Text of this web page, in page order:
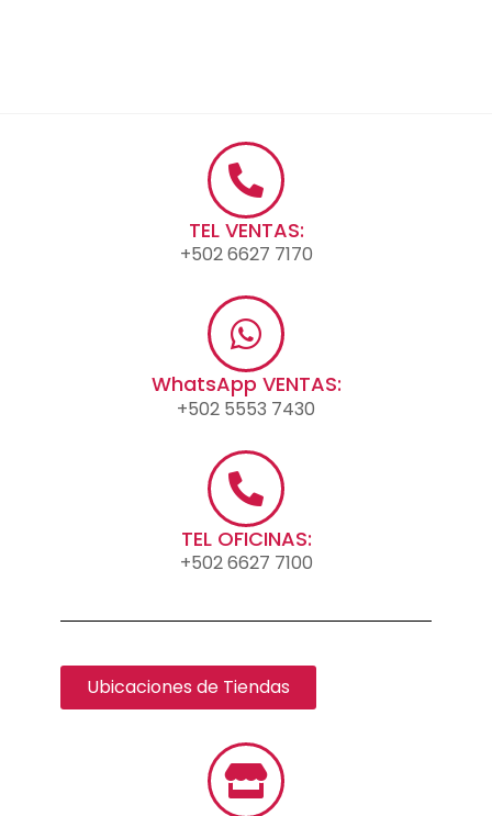
TEL VENTAS:
+502 6627 7170
WhatsApp VENTAS:
+502 5553 7430
TEL OFICINAS:
+502 6627 7100
Ubicaciones de Tiendas